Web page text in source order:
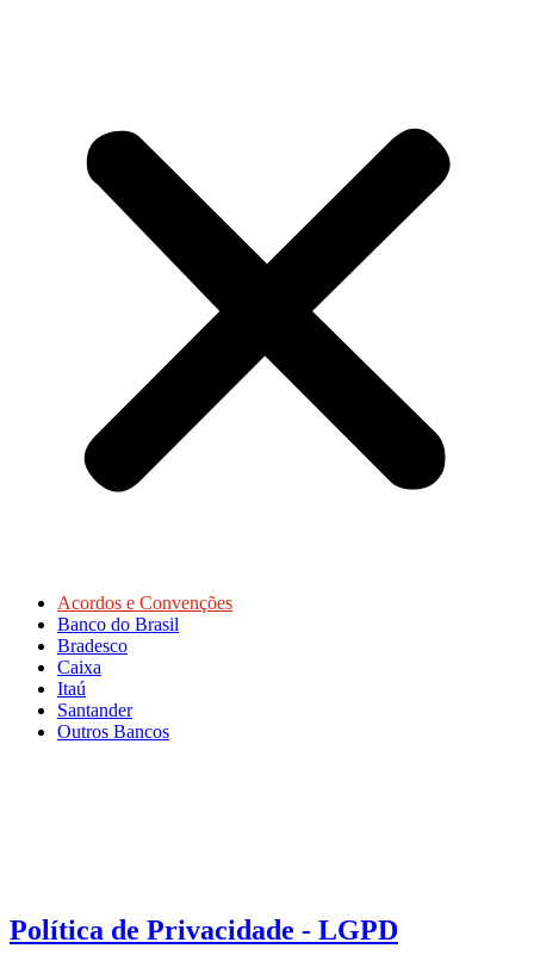
Acordos e Convenções
Banco do Brasil
Bradesco
Caixa
Itaú
Santander
Outros Bancos
Política de Privacidade - LGPD